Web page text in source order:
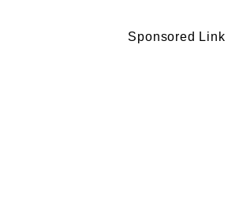
Sponsored Link